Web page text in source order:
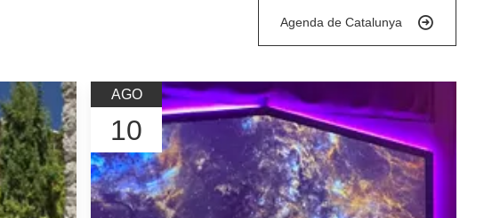
Agenda de Catalunya
AGO
10